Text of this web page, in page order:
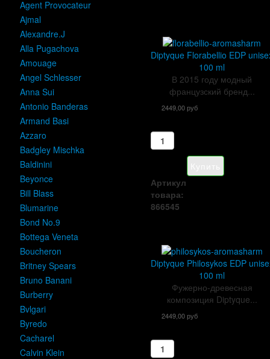
Agent Provocateur
Ajmal
Alexandre.J
Alla Pugachova
Amouage
Angel Schlesser
Anna Sui
Antonio Banderas
Armand Basi
Azzaro
Badgley Mischka
Baldinini
Beyonce
Bill Blass
Blumarine
Bond No.9
Bottega Veneta
Boucheron
Britney Spears
Bruno Banani
Burberry
Bvlgari
Byredo
Cacharel
Calvin Klein
Diptyque Florabellio EDP
100 ml
В 2015 году модный
французский бренд...
2449,00 руб
Артикул
товара:
866545
Diptyque Philosykos EDP
100 ml
Фужерно-древесная
композиция Diptyque...
2449,00 руб